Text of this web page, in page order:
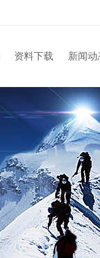
资料下载 新闻动